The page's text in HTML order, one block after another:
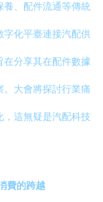
、配件流通等傳統
字化平臺連接汽配供
在分享其在配件數據
大會將探討行業痛
，這無疑是汽配科技
費的跨越